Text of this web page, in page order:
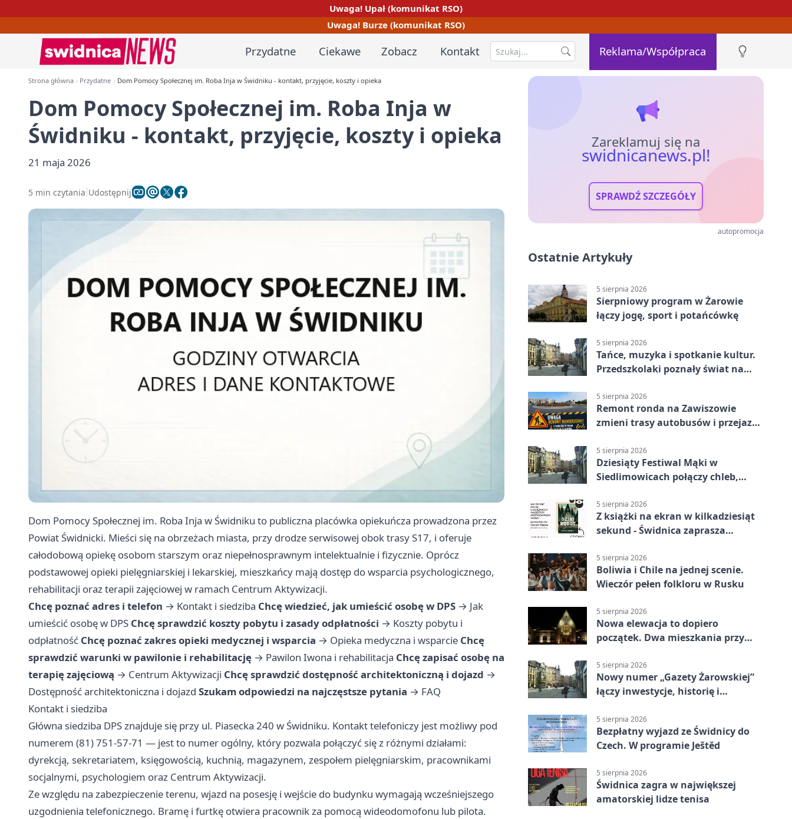
Uwaga! Upał (komunikat RSO)
Uwaga! Burze (komunikat RSO)
Przydatne Ciekawe Zobacz Kontakt Reklama/Współpraca
Strona główna Przydatne Dom Pomocy Społecznej im. Roba Inja w Świdniku - kontakt, przyjęcie, koszty i opieka
Dom Pomocy Społecznej im. Roba Inja w
Świdniku - kontakt, przyjęcie, koszty i opieka
21 maja 2026
5 min czytania Udostępnij
Dom Pomocy Społecznej im. Roba Inja w Świdniku to publiczna placówka opiekuńcza prowadzona przez
Powiat Świdnicki. Mieści się na obrzeżach miasta, przy drodze serwisowej obok trasy S17, i oferuje
całodobową opiekę osobom starszym oraz niepełnosprawnym intelektualnie i fizycznie. Oprócz
podstawowej opieki pielęgniarskiej i lekarskiej, mieszkańcy mają dostęp do wsparcia psychologicznego,
rehabilitacji oraz terapii zajęciowej w ramach Centrum Aktywizacji.
Chcę poznać adres i telefon → Kontakt i siedziba Chcę wiedzieć, jak umieścić osobę w DPS → Jak
umieścić osobę w DPS Chcę sprawdzić koszty pobytu i zasady odpłatności → Koszty pobytu i
odpłatność Chcę poznać zakres opieki medycznej i wsparcia → Opieka medyczna i wsparcie Chcę
sprawdzić warunki w pawilonie i rehabilitację → Pawilon Iwona i rehabilitacja Chcę zapisać osobę na
terapię zajęciową → Centrum Aktywizacji Chcę sprawdzić dostępność architektoniczną i dojazd →
Dostępność architektoniczna i dojazd Szukam odpowiedzi na najczęstsze pytania → FAQ
Kontakt i siedziba
Główna siedziba DPS znajduje się przy ul. Piasecka 240 w Świdniku. Kontakt telefoniczy jest możliwy pod
numerem (81) 751-57-71 — jest to numer ogólny, który pozwala połączyć się z różnymi działami:
dyrekcją, sekretariatem, księgowością, kuchnią, magazynem, zespołem pielęgniarskim, pracownikami
socjalnymi, psychologiem oraz Centrum Aktywizacji.
Ze względu na zabezpieczenie terenu, wjazd na posesję i wejście do budynku wymagają wcześniejszego
uzgodnienia telefonicznego. Bramę i furtkę otwiera pracownik za pomocą wideodomofonu lub pilota.
Zareklamuj się na
swidnicanews.pl!
SPRAWDŹ SZCZEGÓŁY
autopromocja
Ostatnie Artykuły
5 sierpnia 2026
Sierpniowy program w Żarowie
łączy jogę, sport i potańcówkę
5 sierpnia 2026
Tańce, muzyka i spotkanie kultur.
Przedszkolaki poznały świat na
5 sierpnia 2026
Remont ronda na Zawiszowie
zmieni trasy autobusów i przejazd
5 sierpnia 2026
Dziesiąty Festiwal Mąki w
Siedlimowicach połączy chleb,
5 sierpnia 2026
Z książki na ekran w kilkadziesiąt
sekund - Świdnica zaprasza
5 sierpnia 2026
Boliwia i Chile na jednej scenie.
Wieczór pełen folkloru w Rusku
5 sierpnia 2026
Nowa elewacja to dopiero
początek. Dwa mieszkania przy
5 sierpnia 2026
Nowy numer „Gazety Żarowskiej”
łączy inwestycje, historię i
5 sierpnia 2026
Bezpłatny wyjazd ze Świdnicy do
Czech. W programie Ještěd
5 sierpnia 2026
Świdnica zagra w największej
amatorskiej lidze tenisa